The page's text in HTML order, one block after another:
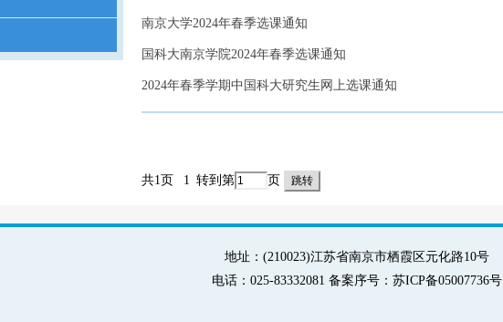
南京大学2024年春季选课通知
国科大南京学院2024年春季选课通知
2024年春季学期中国科大研究生网上选课通知
共1页 1 转到第 页
地址：(210023)江苏省南京市栖霞区元化路10号
电话：025-83332081 备案序号：苏ICP备05007736号